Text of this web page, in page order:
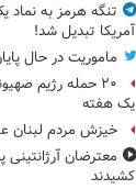
تنگه هرمز به نماد
آمریکا تبدیل شد!
ماموریت در حال
۲۰ حمله رژیم
یک هفته
خیزش مردم لبنان
معترضان آرژانتینی
کشیدند